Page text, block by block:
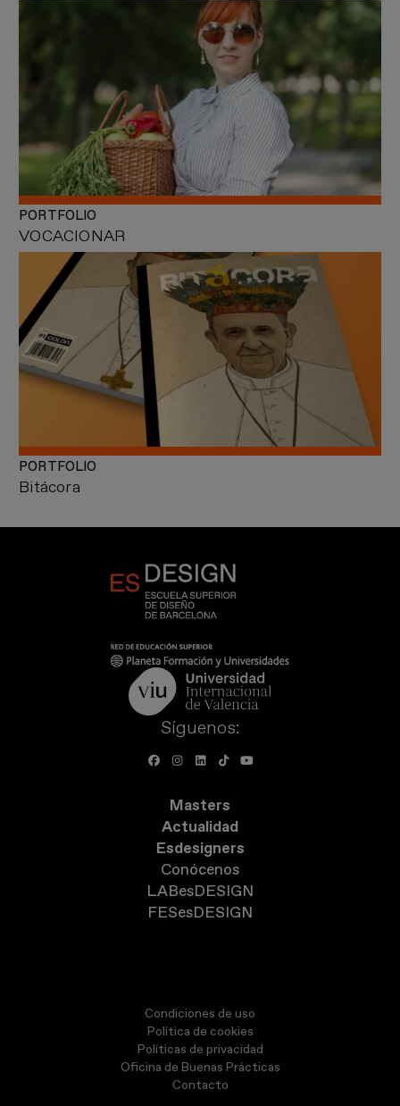
VOCACIONAR
PORTFOLIO
Bitácora
PORTFOLIO
Síguenos:
Masters
Actualidad
Esdesigners
Conócenos
LABesDESIGN
FESesDESIGN
Condiciones de uso
Política de cookies
Políticas de privacidad
Oficina de Buenas Prácticas
Contacto